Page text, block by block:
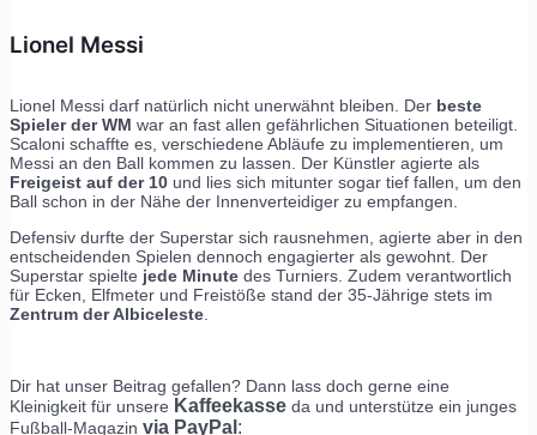
Lionel Messi
Lionel Messi darf natürlich nicht unerwähnt bleiben. Der beste
Spieler der WM war an fast allen gefährlichen Situationen beteiligt.
Scaloni schaffte es, verschiedene Abläufe zu implementieren, um
Messi an den Ball kommen zu lassen. Der Künstler agierte als
Freigeist auf der 10 und lies sich mitunter sogar tief fallen, um den
Ball schon in der Nähe der Innenverteidiger zu empfangen.
Defensiv durfte der Superstar sich rausnehmen, agierte aber in den
entscheidenden Spielen dennoch engagierter als gewohnt. Der
Superstar spielte jede Minute des Turniers. Zudem verantwortlich
für Ecken, Elfmeter und Freistöße stand der 35-Jährige stets im
Zentrum der Albiceleste
Dir hat unser Beitrag gefallen? Dann lass doch gerne eine
Kleinigkeit für unsere Kaffeekasse da und unterstütze ein junges
Fußball-Magazin via PayPal :